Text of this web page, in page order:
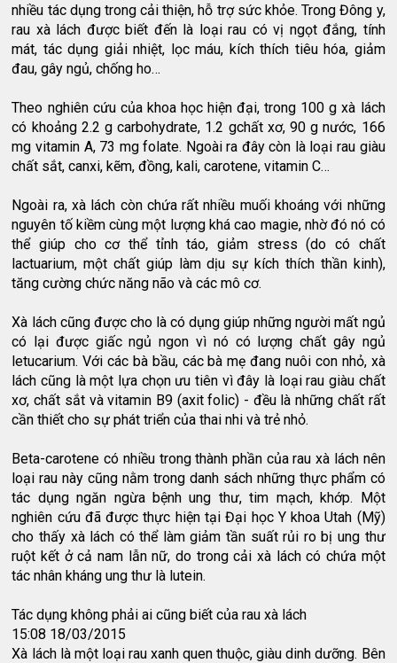
nhiều tác dụng trong cải thiện, hỗ trợ sức khỏe. Trong Đông y,
rau xà lách được biết đến là loại rau có vị ngọt đắng, tính
mát, tác dụng giải nhiệt, lọc máu, kích thích tiêu hóa, giảm
đau, gây ngủ, chống ho…
Theo nghiên cứu của khoa học hiện đại, trong 100 g xà lách
có khoảng 2.2 g carbohydrate, 1.2 gchất xơ, 90 g nước, 166
mg vitamin A, 73 mg folate. Ngoài ra đây còn là loại rau giàu
chất sắt, canxi, kẽm, đồng, kali, carotene, vitamin C…
Ngoài ra, xà lách còn chứa rất nhiều muối khoáng với những
nguyên tố kiềm cùng một lượng khá cao magie, nhờ đó nó có
thể giúp cho cơ thể tỉnh táo, giảm stress (do có chất
lactuarium, một chất giúp làm dịu sự kích thích thần kinh),
tăng cường chức năng não và các mô cơ.
Xà lách cũng được cho là có dụng giúp những người mất ngủ
có lại được giấc ngủ ngon vì nó có lượng chất gây ngủ
letucarium. Với các bà bầu, các bà mẹ đang nuôi con nhỏ, xà
lách cũng là một lựa chọn ưu tiên vì đây là loại rau giàu chất
xơ, chất sắt và vitamin B9 (axit folic) - đều là những chất rất
cần thiết cho sự phát triển của thai nhi và trẻ nhỏ.
Beta-carotene có nhiều trong thành phần của rau xà lách nên
loại rau này cũng nằm trong danh sách những thực phẩm có
tác dụng ngăn ngừa bệnh ung thư, tim mạch, khớp. Một
nghiên cứu đã được thực hiện tại Đại học Y khoa Utah (Mỹ)
cho thấy xà lách có thể làm giảm tần suất rủi ro bị ung thư
ruột kết ở cả nam lẫn nữ, do trong cải xà lách có chứa một
tác nhân kháng ung thư là lutein.
Tác dụng không phải ai cũng biết của rau xà lách
15:08 18/03/2015
Xà lách là một loại rau xanh quen thuộc, giàu dinh dưỡng. Bên